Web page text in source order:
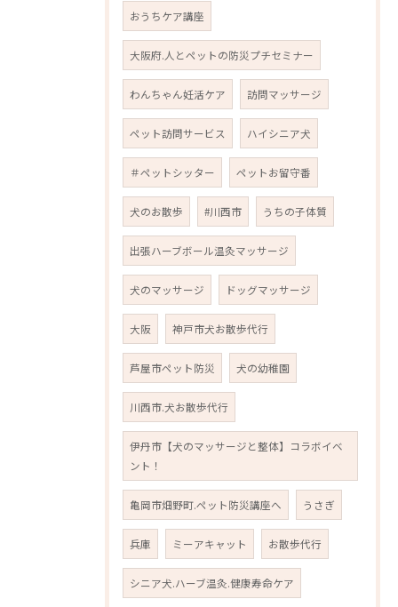
おうちケア講座
大阪府.人とペットの防災プチセミナー
わんちゃん妊活ケア 訪問マッサージ
ペット訪問サービス ハイシニア犬
＃ペットシッター ペットお留守番
犬のお散歩 #川西市 うちの子体質
出張ハーブボール温灸マッサージ
犬のマッサージ ドッグマッサージ
大阪 神戸市犬お散歩代行
芦屋市ペット防災 犬の幼稚園
川西市.犬お散歩代行
伊丹市【犬のマッサージと整体】コラボイベ
ント！
亀岡市畑野町.ペット防災講座へ うさぎ
兵庫 ミーアキャット お散歩代行
シニア犬.ハーブ温灸.健康寿命ケア